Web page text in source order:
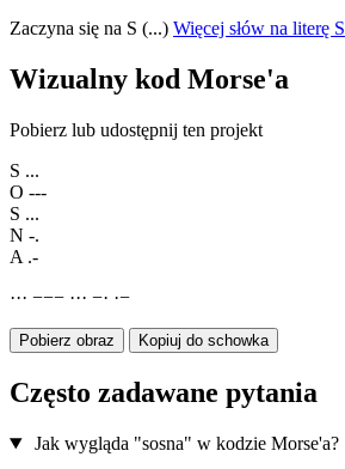
Zaczyna się na S (...) Więcej słów na literę S
Wizualny kod Morse'a
Pobierz lub udostępnij ten projekt
S ...
O ---
S ...
N -.
A .-
··· −−− ··· −· ·−
Pobierz obraz Kopiuj do schowka
Często zadawane pytania
Jak wygląda "sosna" w kodzie Morse'a?